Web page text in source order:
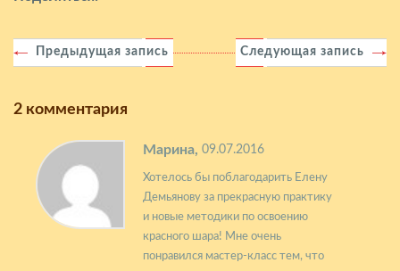
Следующая запись
Предыдущая запись
2 комментария
Марина, 09.07.2016
Хотелось бы поблагодарить Елену
Демьянову за прекрасную практику
и новые методики по освоению
красного шара! Мне очень
понравился мастер-класс тем, что